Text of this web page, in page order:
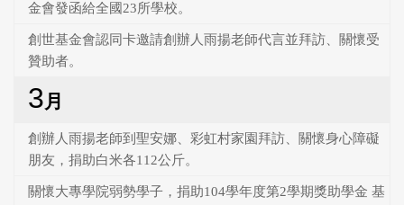
金會發函給全國23所學校。
創世基金會認同卡邀請創辦人雨揚老師代言並拜訪、關懷受
贊助者。
3月
創辦人雨揚老師到聖安娜、彩虹村家園拜訪、關懷身心障礙
朋友，捐助白米各112公斤。
關懷大專學院弱勢學子，捐助104學年度第2學期獎助學金 基